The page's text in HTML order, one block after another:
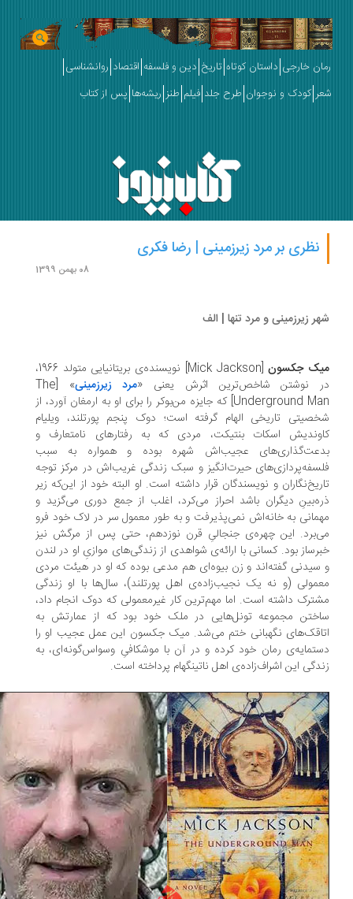
خارجی داستان کوتاه تاریخ دین و فلسفه اقتصاد روانشناسی
کودک و نوجوان طرح جلد فیلم طنز ریشه‌ها پس از کتاب
نظری بر مرد زیرزمینی | رضا فکری
زیرزمینی و مرد تنها | الف
جکسون
[Mick Jackson] نویسنده‌ی بریتانیایی متولد 1966،
نوشتن شاخص‌ترین اثرش یعنی «مرد زیرزمینی
» [The
Underground Man] که جایزه من‌بوکر را برای او به ارمغان آورد، از
تاریخی الهام گرفته است؛ دوک پنجم پورتلند، ویلیام
اسکات بنتیکت، مردی که به رفتارهای نامتعارف و
عجیب‌اش شهره بوده و همواره به سبب
حیرت‌انگیز و سبک زندگی غریب‌اش در مرکز توجه
و نویسندگان قرار داشته است. او البته خود از این‌که زیر
دیگران باشد احراز می‌کرد، اغلب از جمع دوری می‌گزید و
به خانه‌اش نمی‌پذیرفت و به طور معمول سر در لاک خود فرو
این چهره‌ی جنجالیِ قرن نوزدهم، حتی پس از مرگش نیز
بود. کسانی با ارائه‌ی شواهدی از زندگی‌های موازیِ او در لندن
گفته‌اند و زن بیوه‌ای هم مدعی بوده که او در هیئت مردی
(و نه یک نجیب‌زاده‌ی اهل پورتلند)، سال‌ها با او زندگی
داشته است. اما مهم‌ترین کار غیرمعمولی که دوک انجام داد،
مجموعه تونل‌هایی در ملک خود بود که از عمارتش به
نگهبانی ختم می‌شد. میک جکسون این عمل عجیب او را
رمان خود کرده و در آن با موشکافیِ وسواس‌گونه‌ای، به
این اشراف‌زاده‌ی اهل ناتینگهام پرداخته است.